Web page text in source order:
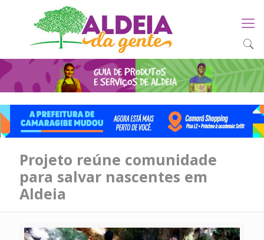
Projeto reúne comunidade
para salvar nascentes em
Aldeia